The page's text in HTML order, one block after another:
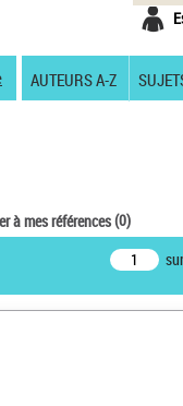
AUTEURS A-Z
à mes références(0)